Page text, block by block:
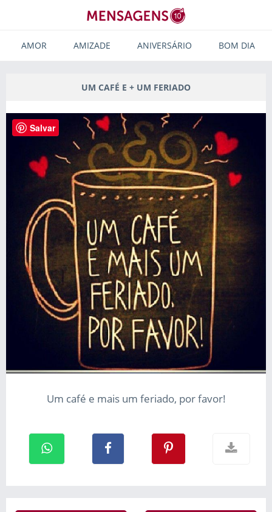
AMOR AMIZADE ANIVERSÁRIO BOM DIA
UM CAFÉ E + UM FERIADO
Um café e mais um feriado, por favor!
Salvar